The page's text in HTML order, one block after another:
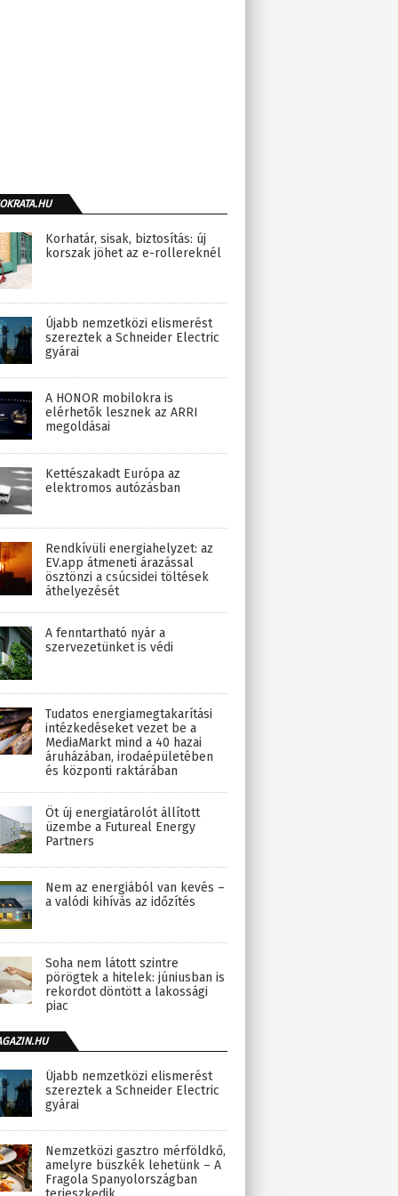
Korhatár, sisak, biztosítás: új
korszak jöhet az e-rollereknél
Újabb nemzetközi elismerést
szereztek a Schneider Electric
gyárai
A HONOR mobilokra is
elérhetők lesznek az ARRI
megoldásai
Kettészakadt Európa az
elektromos autózásban
Rendkívüli energiahelyzet: az
EV.app átmeneti árazással
ösztönzi a csúcsidei töltések
áthelyezését
A fenntartható nyár a
szervezetünket is védi
Tudatos energiamegtakarítási
intézkedéseket vezet be a
MediaMarkt mind a 40 hazai
áruházában, irodaépületében
és központi raktárában
Öt új energiatárolót állított
üzembe a Futureal Energy
Partners
Nem az energiából van kevés –
a valódi kihívás az időzítés
Soha nem látott szintre
pörögtek a hitelek: júniusban is
rekordot döntött a lakossági
piac
Újabb nemzetközi elismerést
szereztek a Schneider Electric
gyárai
Nemzetközi gasztro mérföldkő,
amelyre büszkék lehetünk – A
Fragola Spanyolországban